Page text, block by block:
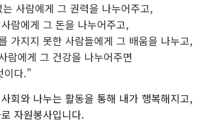
사람에게 그 권력을 나누어주고,
람에게 그 돈을 나누어주고,
가지지 못한 사람들에게 그 배움을 나누고,
람에게 그 건강을 나누어주면
이다.”
회와 나누는 활동을 통해 내가 행복해지고,
자원봉사입니다.